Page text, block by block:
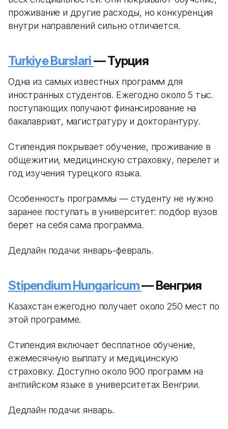
проживание и другие расходы, но конкуренция
внутри направлений сильно отличается.
Turkiye Burslari— Турция
Одна из самых известных программ для
иностранных студентов. Ежегодно около 5 тыс.
поступающих получают финансирование на
бакалавриат, магистратуру и докторантуру.
Стипендия покрывает обучение, проживание в
общежитии, медицинскую страховку, перелет и
год изучения турецкого языка.
Особенность программы — студенту не нужно
заранее поступать в университет: подбор вузов
берет на себя сама программа.
Дедлайн подачи: январь-февраль.
Stipendium Hungaricum— Венгрия
Казахстан ежегодно получает около 250 мест по
этой программе.
Стипендия включает бесплатное обучение,
ежемесячную выплату и медицинскую
страховку. Доступно около 900 программ на
английском языке в университетах Венгрии.
Дедлайн подачи: январь.